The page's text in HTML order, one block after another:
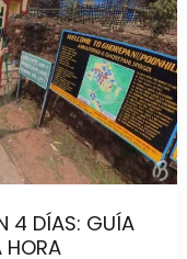
4 DÍAS: GUÍA
HORA